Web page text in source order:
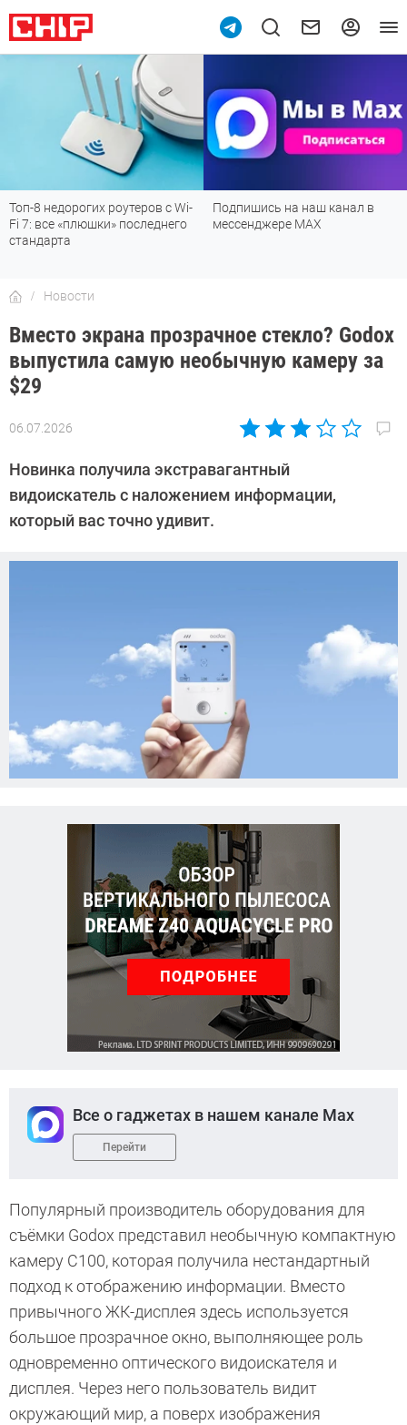
Топ-8 недорогих роутеров с Wi-
Fi 7: все «плюшки» последнего
стандарта
Подпишись на наш канал в
мессенджере МАХ
Новости
Вместо экрана прозрачное стекло? Godox
выпустила самую необычную камеру за
$29
06.07.2026
Автор:
Довлатова
Новинка получила экстравагантный
видоискатель с наложением информации,
который вас точно удивит.
Все о гаджетах в нашем канале Max
Перейти
Популярный производитель оборудования для
съёмки Godox представил необычную компактную
камеру C100, которая получила нестандартный
подход к отображению информации. Вместо
привычного ЖК-дисплея здесь используется
большое прозрачное окно, выполняющее роль
одновременно оптического видоискателя и
дисплея. Через него пользователь видит
окружающий мир, а поверх изображения